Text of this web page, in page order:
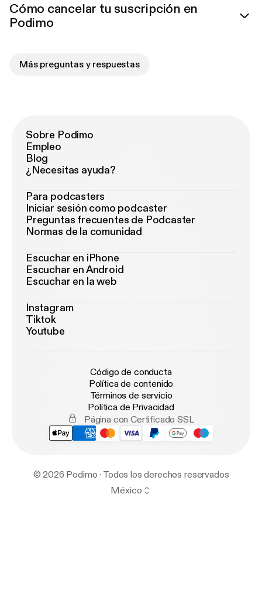
Cómo cancelar tu suscripción en
Podimo
Más preguntas y respuestas
Sobre Podimo
Empleo
Blog
¿Necesitas ayuda?
Para podcasters
Iniciar sesión como podcaster
Preguntas frecuentes de Podcaster
Normas de la comunidad
Escuchar en iPhone
Escuchar en Android
Escuchar en la web
Instagram
Tiktok
Youtube
Código de conducta
Política de contenido
Términos de servicio
Política de Privacidad
Página con Certificado SSL
© 2026 Podimo · Todos los derechos reservados
México